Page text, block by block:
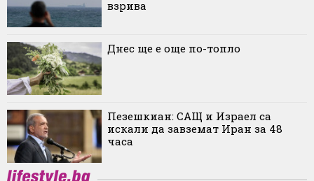
взрива
Днес ще е още по-топло
Пезешкиан: САЩ и Израел са
искали да завземат Иран за 48
часа